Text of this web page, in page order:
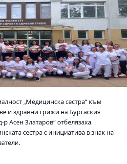
„Медицинска сестра“ към
и здравни грижи на Бургаския
Асен Златаров“ отбелязаха
сестра с инициатива в знак на